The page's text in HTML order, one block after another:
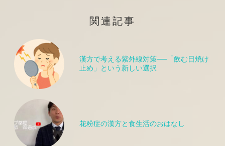
関連記事
漢方で考える紫外線対策──「飲む日焼け
止め」という新しい選択
花粉症の漢方と食生活のおはなし